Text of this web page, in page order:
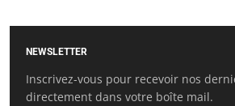
NEWSLETTER
Inscrivez-vous pour recevoir nos
directement dans votre boîte mail.